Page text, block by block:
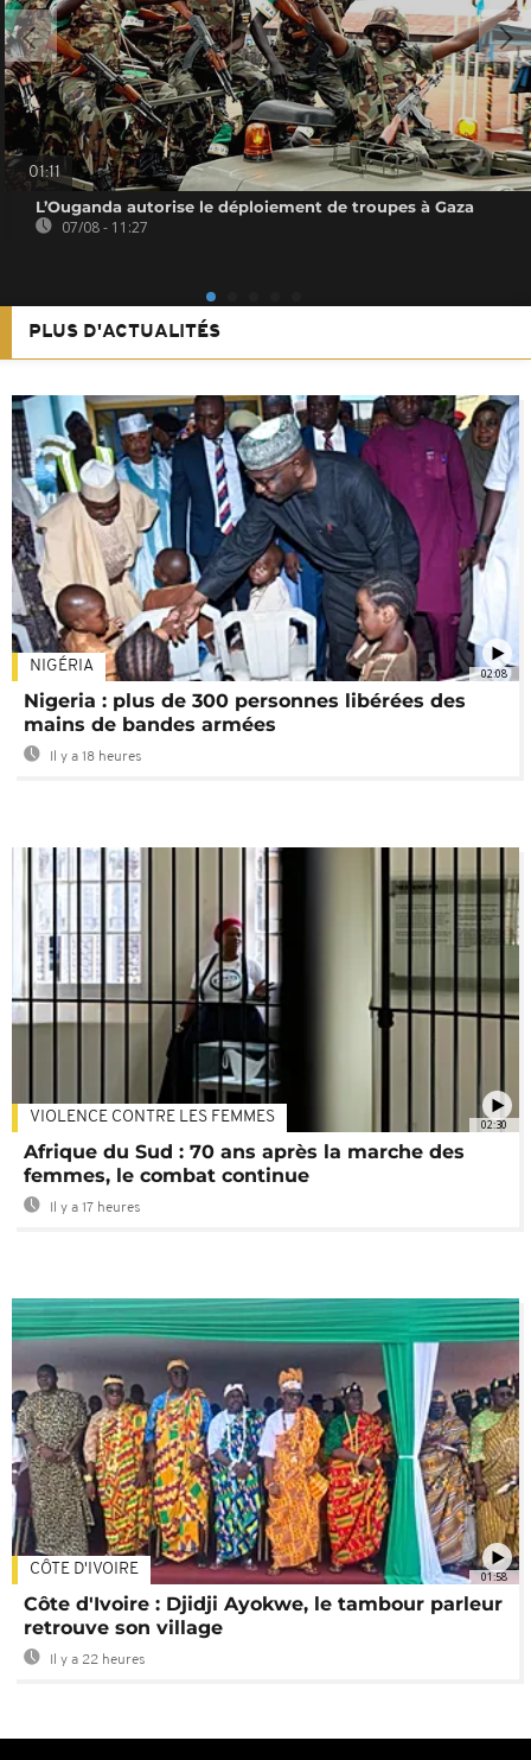
01:11
L’Ouganda autorise le déploiement de troupes à Gaza
07/08 - 11:27
PLUS D'ACTUALITÉS
02:08
NIGÉRIA
Nigeria : plus de 300 personnes libérées des
mains de bandes armées
Il y a 18 heures
02:30
VIOLENCE CONTRE LES FEMMES
Afrique du Sud : 70 ans après la marche des
femmes, le combat continue
Il y a 17 heures
01:58
CÔTE D'IVOIRE
Côte d'Ivoire : Djidji Ayokwe, le tambour parleur
retrouve son village
Il y a 22 heures